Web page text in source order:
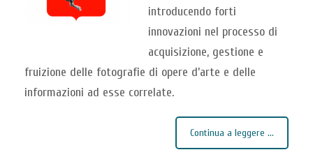
introducendo forti
innovazioni nel processo di
acquisizione, gestione e
fruizione delle fotografie di opere d’arte e delle
informazioni ad esse correlate.
Continua a leggere ...